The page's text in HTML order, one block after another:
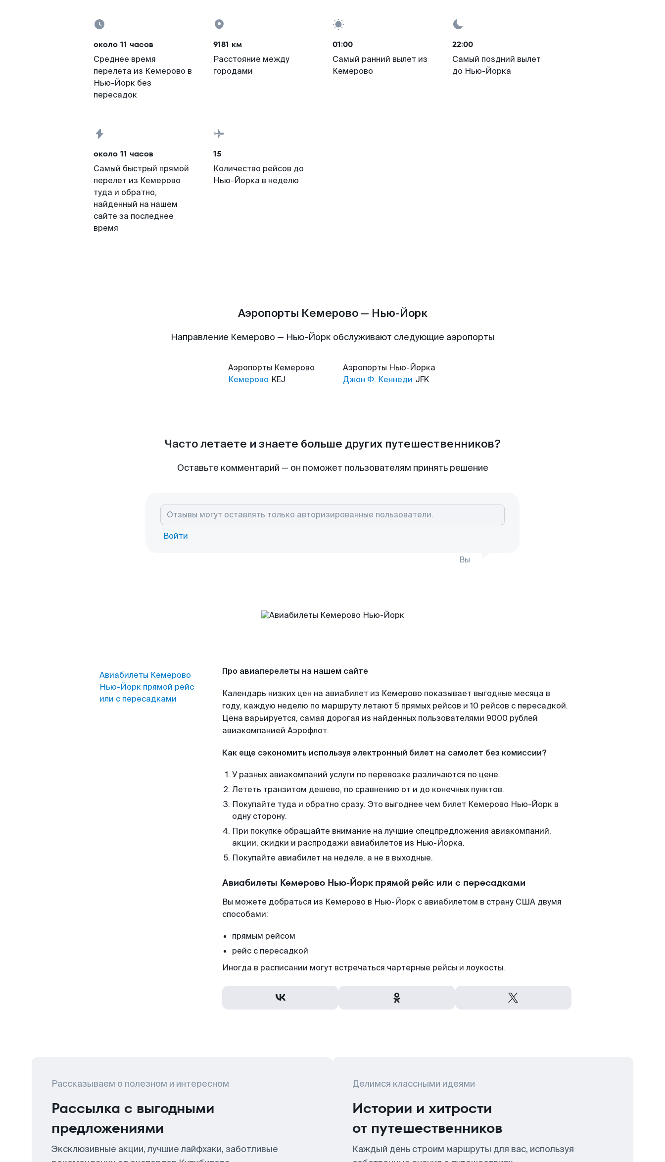
около 11 часов
Среднее время
перелета из Кемерово в
Нью-Йорк без
пересадок
9181 км
Расстояние между
городами
01:00
Самый ранний вылет из
Кемерово
22:00
Самый поздний вылет
до Нью-Йорка
около 11 часов
Самый быстрый прямой
перелет из Кемерово
туда и обратно,
найденный на нашем
сайте за последнее
время
15
Количество рейсов до
Нью-Йорка в неделю
Аэропорты Кемерово — Нью-Йорк
Направление Кемерово — Нью-Йорк обслуживают следующие аэропорты
Аэропорты Кемерово
Кемерово KEJ
Аэропорты Нью-Йорка
Джон Ф. Кеннеди JFK
Часто летаете и знаете больше других путешественников?
Оставьте комментарий — он поможет пользователям принять решение
Войти
Вы
Авиабилеты Кемерово
Нью-Йорк прямой рейс
или с пересадками
Про авиаперелеты на нашем сайте
Календарь низких цен на авиабилет из Кемерово показывает выгодные месяца в
году, каждую неделю по маршруту летают 5 прямых рейсов и 10 рейсов с пересадкой.
Цена варьируется, самая дорогая из найденных пользователями 9000 рублей
авиакомпанией Аэрофлот.
Как еще сэкономить используя электронный билет на самолет без комиссии?
У разных авиакомпаний услуги по перевозке различаются по цене.
Лететь транзитом дешево, по сравнению от и до конечных пунктов.
Покупайте туда и обратно сразу. Это выгоднее чем билет Кемерово Нью-Йорк в
одну сторону.
При покупке обращайте внимание на лучшие спецпредложения авиакомпаний,
акции, скидки и распродажи авиабилетов из Нью-Йорка.
Покупайте авиабилет на неделе, а не в выходные.
Авиабилеты Кемерово Нью-Йорк прямой рейс или с пересадками
Вы можете добраться из Кемерово в Нью-Йорк с авиабилетом в страну США двумя
способами:
прямым рейсом
рейс с пересадкой
Иногда в расписании могут встречаться чартерные рейсы и лоукосты.
Рассказываем о полезном и интересном
Рассылка с выгодными
предложениями
Эксклюзивные акции, лучшие лайфхаки, заботливые
Делимся классными идеями
Истории и хитрости
от путешественников
Каждый день строим маршруты для вас, используя